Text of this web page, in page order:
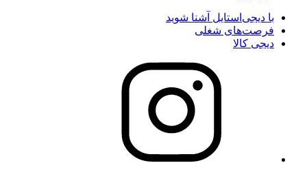
با دیجی‌استایل آشنا شوید
فرصت‌های شغلی
دیجی کالا